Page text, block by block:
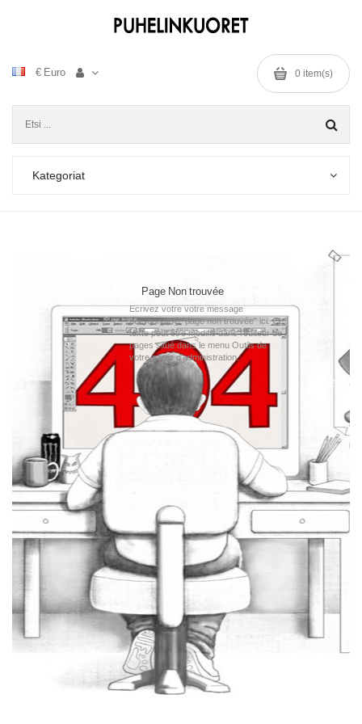
€ Euro 0 item(s)
Kategoriat
Page Non trouvée
Ecrivez votre votre message
personnalisé "page non trouvée" ici. Ce
texte peut être modifié dans l'editeur de
pages situé dans le menu Outils de
votre partie d'administration.